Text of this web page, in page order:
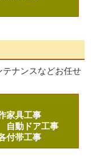
ナンスなどお任せ
家具工事
自動ドア工事
付帯工事